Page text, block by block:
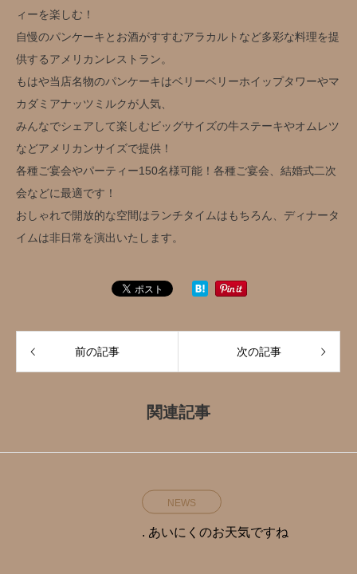
ィーを楽しむ！
自慢のパンケーキとお酒がすすむアラカルトなど多彩な料理を提
供するアメリカンレストラン。
もはや当店名物のパンケーキはベリーベリーホイップタワーやマ
カダミアナッツミルクが人気、
みんなでシェアして楽しむビッグサイズの牛ステーキやオムレツ
などアメリカンサイズで提供！
各種ご宴会やパーティー150名様可能！各種ご宴会、結婚式二次
会などに最適です！
おしゃれで開放的な空間はランチタイムはもちろん、ディナータ
イムは非日常を演出いたします。
前の記事 次の記事
関連記事
NEWS
. あいにくのお天気ですね️